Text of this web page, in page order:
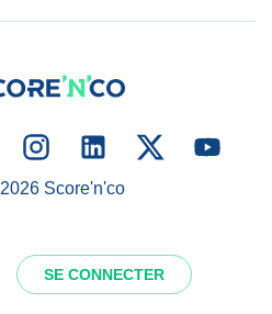
SE CONNECTER
2026Score'n'co